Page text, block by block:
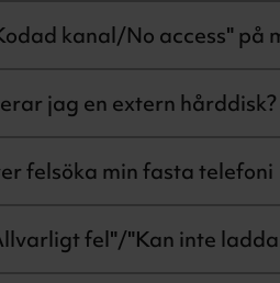
kanal/No access" på
jag en extern hårddisk?
felsöka min fasta telefoni
fel"/"Kan inte